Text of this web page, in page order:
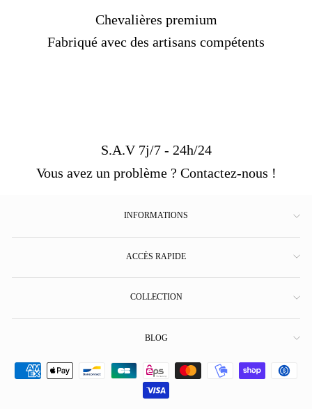
Chevalières premium
Fabriqué avec des artisans compétents
S.A.V 7j/7 - 24h/24
Vous avez un problème ? Contactez-nous !
INFORMATIONS
ACCÈS RAPIDE
COLLECTION
BLOG